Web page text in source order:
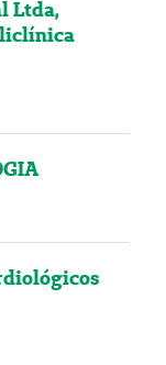
Ltda,